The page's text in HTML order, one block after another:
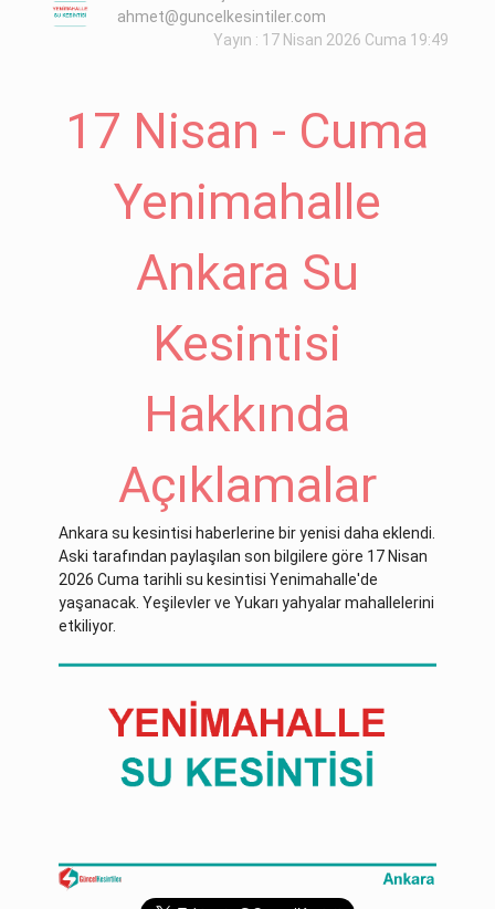
ahmet@guncelkesintiler.com
Yayın : 17 Nisan 2026 Cuma 19:49
17 Nisan - Cuma
Yenimahalle
Ankara Su
Kesintisi
Hakkında
Açıklamalar
Ankara su kesintisi haberlerine bir yenisi daha eklendi.
Aski tarafından paylaşılan son bilgilere göre 17 Nisan
2026 Cuma tarihli su kesintisi Yenimahalle'de
yaşanacak. Yeşilevler ve Yukarı yahyalar mahallelerini
etkiliyor.